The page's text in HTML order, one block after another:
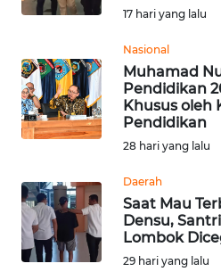
17 hari yang lalu
Nasional
Muhamad
Pendidikan
Khusus oleh
Pendidikan
28 hari yang lalu
Daerah
Saat Mau
Densu,
Lombok
29 hari yang lalu
INTERNASIONAL
SERBA-SERBI
PENDIDIKAN
OLAHRAGA